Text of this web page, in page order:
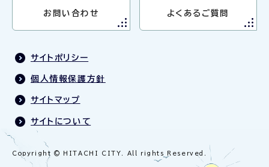
お問い合わせ よくあるご質問
サイトポリシー
個人情報保護方針
サイトマップ
サイトについて
Copyright © HITACHI CITY. All rights Reserved.